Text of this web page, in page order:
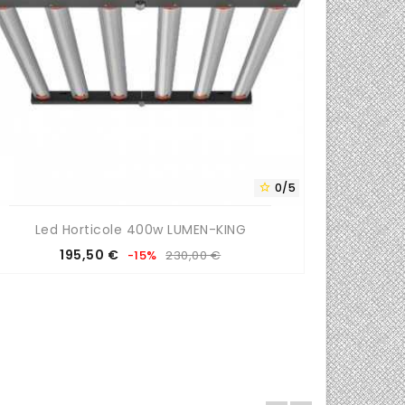
 0/5
Led Horticole 400w LUMEN-KING
Prix
195,50 € Prix
-15% 230,00 €